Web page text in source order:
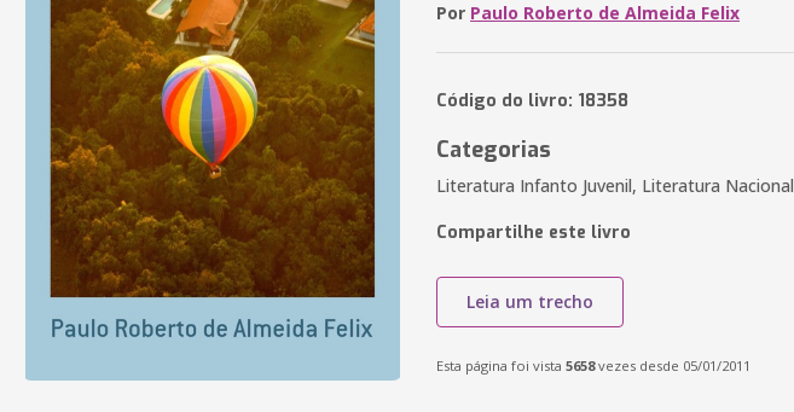
Por Paulo Roberto de Almeida Felix
Código do livro: 18358
Categorias
Literatura Infanto Juvenil, Literatura Nacional
Compartilhe este livro
Leia um trecho
Esta página foi vista 5658vezes desde 05/01/2011